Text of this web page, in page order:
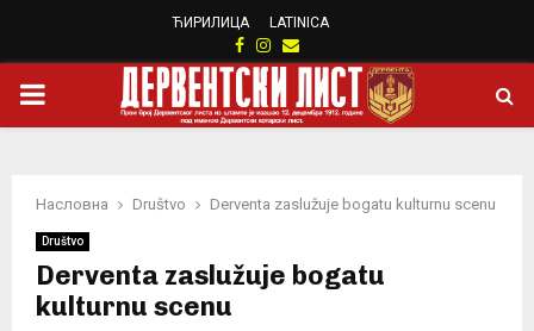
ЋИРИЛИЦА LATINICA
Facebook
Instagram
Email
PRIMARY
Насловна Društvo Derventa zaslužuje bogatu kulturnu scenu
Društvo
Derventa zaslužuje bogatu
kulturnu scenu